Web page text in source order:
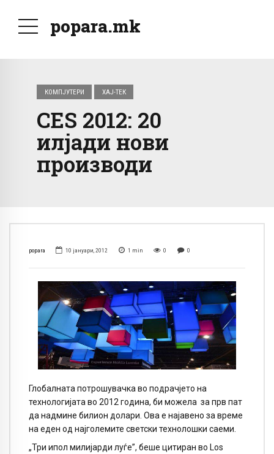
popara.mk
КОМПЈУТЕРИ ХАЈ-ТЕК
CES 2012: 20
илјади нови
производи
popara 10 јануари, 2012 1 min 0 0
Глобалната потрошувачка во подрачјето на
технологијата во 2012 година, би можела за прв пат
да надмине билион долари. Ова е најавено за време
на еден од најголемите светски технолошки саеми.
„Три ипол милијарди луѓе”, беше цитиран во Los